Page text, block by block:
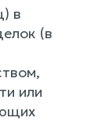
в
(в
или